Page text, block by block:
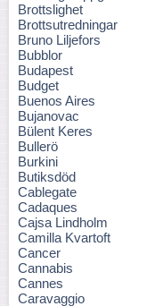
Brottslighet
Brottsutredningar
Bruno Liljefors
Bubblor
Budapest
Budget
Buenos Aires
Bujanovac
Bülent Keres
Bullerö
Burkini
Butiksdöd
Cablegate
Cadaques
Cajsa Lindholm
Camilla Kvartoft
Cancer
Cannabis
Cannes
Caravaggio